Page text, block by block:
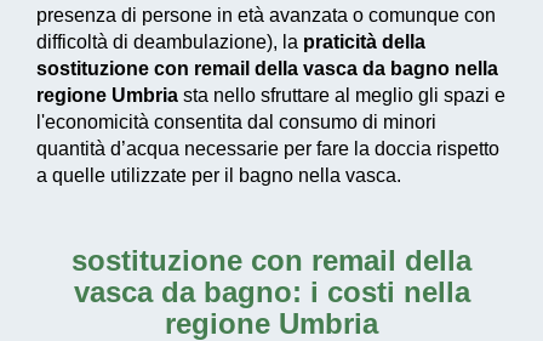
presenza di persone in età avanzata o comunque con
difficoltà di deambulazione), la praticità della
sostituzione con remail della vasca da bagno nella
regione Umbria sta nello sfruttare al meglio gli spazi e
l'economicità consentita dal consumo di minori
quantità d’acqua necessarie per fare la doccia rispetto
a quelle utilizzate per il bagno nella vasca.
sostituzione con remail della
vasca da bagno: i costi nella
regione Umbria